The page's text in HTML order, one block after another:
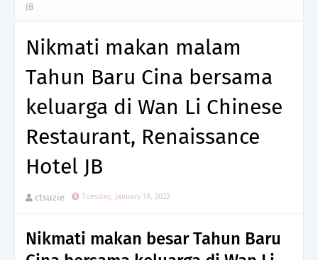
JB
Nikmati makan malam
Tahun Baru Cina bersama
keluarga di Wan Li Chinese
Restaurant, Renaissance
Hotel JB
ctsuzie Tuesday, January 18, 2022
Nikmati makan besar Tahun Baru